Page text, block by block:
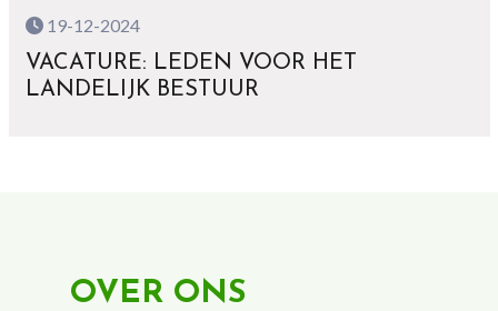
19-12-2024
VACATURE: LEDEN VOOR HET
LANDELIJK BESTUUR
OVER ONS